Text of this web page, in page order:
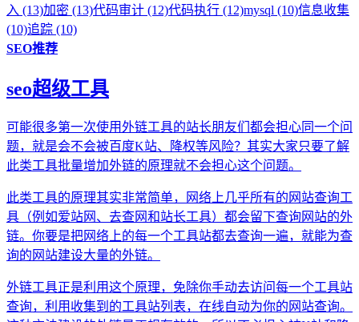
入 (13)加密 (13)代码审计 (12)代码执行 (12)mysql (10)信息收集
(10)追踪 (10)
SEO推荐
seo超级工具
可能很多第一次使用外链工具的站长朋友们都会担心同一个问
题，就是会不会被百度K站、降权等风险？其实大家只要了解
此类工具批量增加外链的原理就不会担心这个问题。
此类工具的原理其实非常简单，网络上几乎所有的网站查询工
具（例如爱站网、去查网和站长工具）都会留下查询网站的外
链。你要是把网络上的每一个工具站都去查询一遍，就能为查
询的网站建设大量的外链。
外链工具正是利用这个原理，免除你手动去访问每一个工具站
查询，利用收集到的工具站列表，在线自动为你的网站查询。